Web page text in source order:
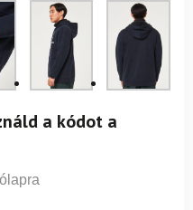
a kódot a